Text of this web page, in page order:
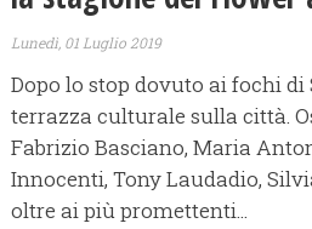
Lunedì, 01 Luglio 2019
Dopo lo stop dovuto ai fochi
terrazza culturale sulla città.
Fabrizio Basciano, Maria
Innocenti, Tony Laudadio,
oltre ai più promettenti...